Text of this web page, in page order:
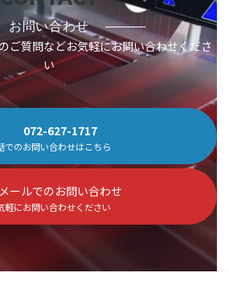
お問い合わせ
ご質問などお気軽にお問い合わせくださ
い
072-627-1717
でのお問い合わせはこちら
メールでのお問い合わせ
軽にお問い合わせください